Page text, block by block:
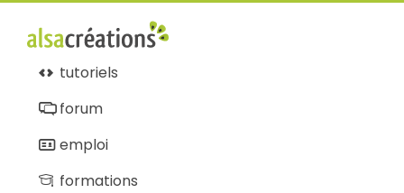
tutoriels
forum
emploi
formations